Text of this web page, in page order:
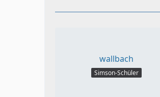
wallbach
Simson-Schüler